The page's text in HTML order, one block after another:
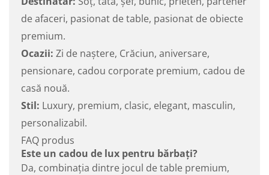
de afaceri, pasionat de table, pasionat de obiecte
premium.
Ocazii: Zi de naștere, Crăciun, aniversare,
pensionare, cadou corporate premium, cadou de
casă nouă.
Stil: Luxury, premium, clasic, elegant, masculin,
personalizabil.
FAQ produs
Este un cadou de lux pentru bărbați?
Da, combinația dintre jocul de table premium,